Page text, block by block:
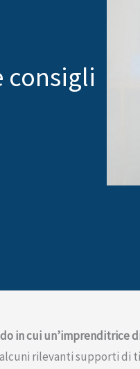
consigli
in cui un’imprenditrice
rilevanti supporti di